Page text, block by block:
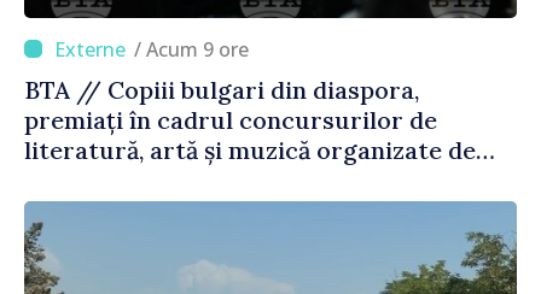
/ Acum 9 ore
BTA // Copiii bulgari din diaspora,
premiați în cadrul concursurilor de
literatură, artă și muzică organizate de
Străinătate